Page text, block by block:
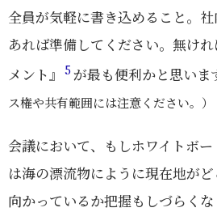
全員が気軽に書き込めること。
あれば準備してください。無け
メント』 5が最も便利かと思いま
ス権や共有範囲には注意ください。）
会議において、もしホワイトボ
は海の漂流物にように現在地が
向かっているか把握もしづらく